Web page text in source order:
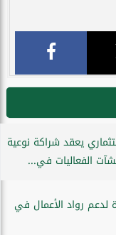
يعقد شراكة نوعية
الفعاليات في...
لدعم رواد الأعمال في